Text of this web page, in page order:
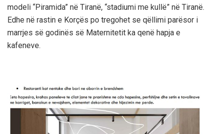
modeli “Piramida” në Tiranë, “stadiumi me kullë” në Tiranë.
Edhe në rastin e Korçës po tregohet se qëllimi parësor i
marrjes së godinës së Maternitetit ka qenë hapja e
kafeneve.